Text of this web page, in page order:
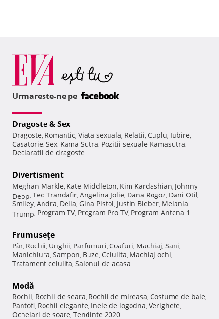
Urmareste-ne pe
Dragoste & Sex
Dragoste, Romantic, Viata sexuala, Relatii, Cuplu, Iubire,
Casatorie, Sex, Kama Sutra, Pozitii sexuale Kamasutra,
Declaratii de dragoste
Divertisment
Meghan Markle, Kate Middleton, Kim Kardashian, Johnny
Depp, Teo Trandafir, Angelina Jolie, Dana Rogoz, Dani Otil,
Smiley, Andra, Delia, Gina Pistol, Justin Bieber, Melania
Trump, Program TV, Program Pro TV, Program Antena 1
Frumuseţe
Păr, Rochii, Unghii, Parfumuri, Coafuri, Machiaj, Sani,
Manichiura, Sampon, Buze, Celulita, Machiaj ochi,
Tratament celulita, Salonul de acasa
Modă
Rochii, Rochii de seara, Rochii de mireasa, Costume de baie,
Pantofi, Rochii elegante, Inele de logodna, Verighete,
Ochelari de soare, Tendinte 2020